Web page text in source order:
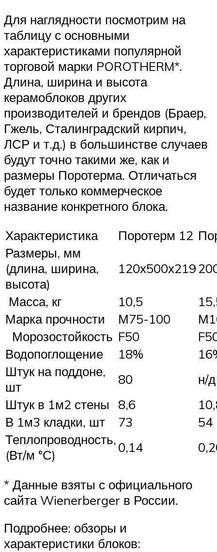
Для наглядности посмотрим на
таблицу с основными
характеристиками популярной
торговой марки POROTHERM*.
Длина, ширина и высота
керамоблоков других
производителей и брендов (Браер,
Гжель, Сталинградский кирпич,
ЛСР и т.д.) в большинстве случаев
будут точно такими же, как и
размеры Поротерма. Отличаться
будет только коммерческое
название конкретного блока.
Характеристика
Поротерм 12
Размеры, мм
(длина, ширина,
высота)
120х500х219
Масса, кг 10,5
Марка прочности
М75-100
Морозостойкость F50
Водопоглощение
18%
Штук на поддоне,
шт
80
н/д
Штук в 1м2 стены
8,6
В 1м3 кладки, шт
73
54
Теплопроводность,
(Вт/м °С)
0,14
* Данные взяты с официального
сайта Wienerberger в России.
Подробнее: обзоры и
характеристики блоков: